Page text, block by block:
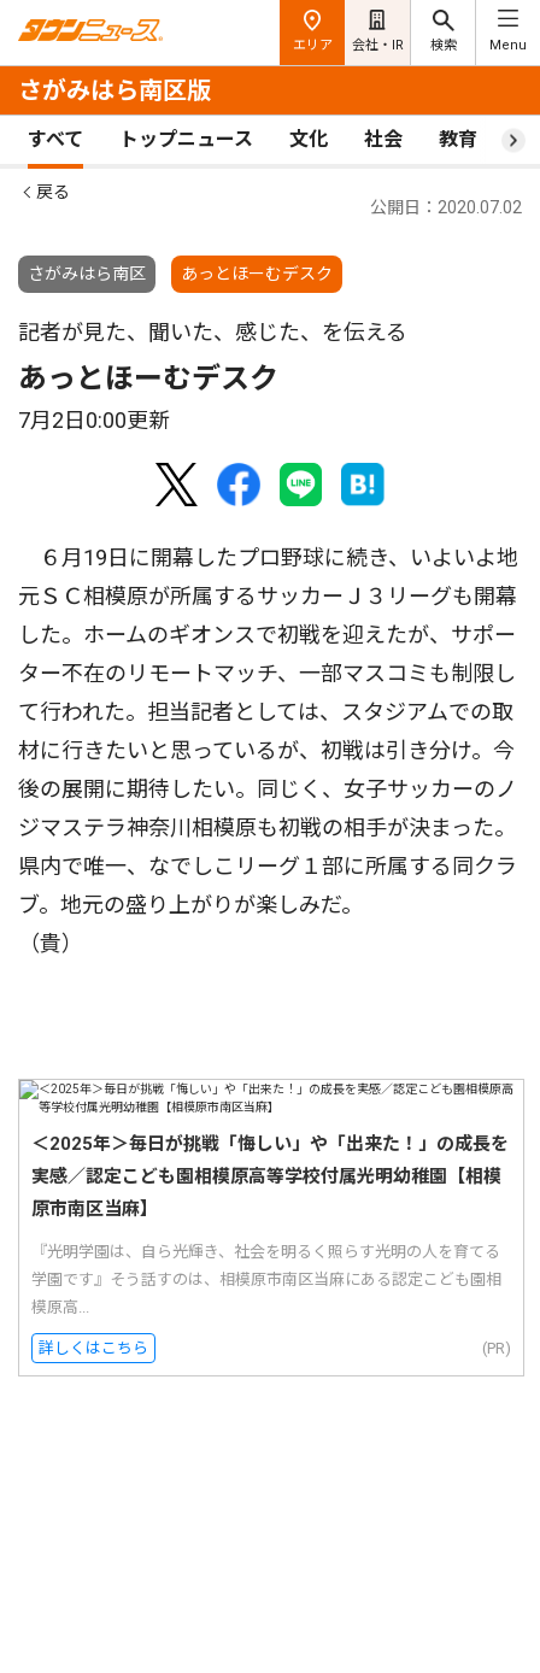
エリア 会社・IR 検索 Menu
さがみはら南区版
すべて トップニュース 文化 社会 教育 ス
戻る
さがみはら南区 あっとほーむデスク
公開日：2020.07.02
記者が見た、聞いた、感じた、を伝える
あっとほーむデスク
7月2日0:00更新
６月19日に開幕したプロ野球に続き、いよいよ地
元ＳＣ相模原が所属するサッカーＪ３リーグも開幕
した。ホームのギオンスで初戦を迎えたが、サポー
ター不在のリモートマッチ、一部マスコミも制限し
て行われた。担当記者としては、スタジアムでの取
材に行きたいと思っているが、初戦は引き分け。今
後の展開に期待したい。同じく、女子サッカーのノ
ジマステラ神奈川相模原も初戦の相手が決まった。
県内で唯一、なでしこリーグ１部に所属する同クラ
ブ。地元の盛り上がりが楽しみだ。
（貴）
＜2025年＞毎日が挑戦「悔しい」や「出来た！」の成長を
実感／認定こども園相模原高等学校付属光明幼稚園【相模
原市南区当麻】
『光明学園は、自ら光輝き、社会を明るく照らす光明の人を育てる
学園です』そう話すのは、相模原市南区当麻にある認定こども園相
模原高...
詳しくはこちら (PR)